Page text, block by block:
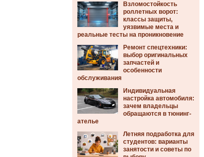
Взломостойкость
роллетных ворот:
классы защиты,
уязвимые места и
реальные тесты на проникновение
Ремонт спецтехники:
выбор оригинальных
запчастей и
особенности
обслуживания
Индивидуальная
настройка автомобиля:
зачем владельцы
обращаются в тюнинг-
ателье
Летняя подработка для
студентов: варианты
занятости и советы по